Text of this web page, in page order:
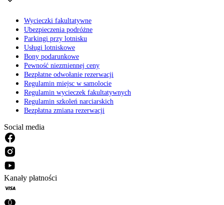
Wycieczki fakultatywne
Ubezpieczenia podróżne
Parkingi przy lotnisku
Usługi lotniskowe
Bony podarunkowe
Pewność niezmiennej ceny
Bezpłatne odwołanie rezerwacji
Regulamin miejsc w samolocie
Regulamin wycieczek fakultatywnych
Regulamin szkoleń narciarskich
Bezpłatna zmiana rezerwacji
Social media
Kanały płatności